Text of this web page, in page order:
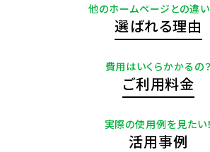
他のホームページとの違い
選ばれる理由
費用はいくらかかるの？
ご利用料金
実際の使用例を見たい！
活用事例